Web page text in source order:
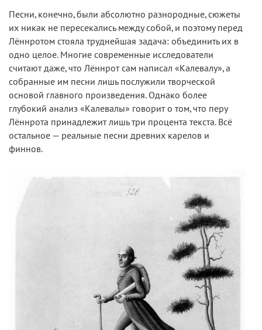
Песни, конечно, были абсолютно разнородные, сюжеты
их никак не пересекались между собой, и поэтому перед
Лённротом стояла труднейшая задача: объединить их в
одно целое. Многие современные исследователи
считают даже, что Лённрот сам написал «Калевалу», а
собранные им песни лишь послужили творческой
основой главного произведения. Однако более
глубокий анализ «Калевалы» говорит о том, что перу
Лённрота принадлежит лишь три процента текста. Всё
остальное — реальные песни древних карелов и
финнов.